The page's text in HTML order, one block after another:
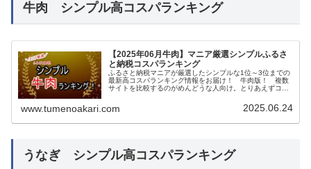
牛肉 シンプル高コスパランキング
【2025年06月牛肉】マニア厳選シンプルふるさ
と納税コスパランキング
ふるさと納税マニアが厳選したシンプルな1位～3位までの
最新高コスパランキング情報をお届け！ 牛肉版！ 複数
サイトを比較するのがめんどうな人向け。とりあえずココ
www.tumenoakari.com 2025.06.24
うなぎ シンプル高コスパランキング